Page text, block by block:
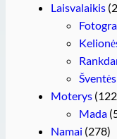
Laisvalaikis
Šventės
Moterys
Mada
Namai (278)